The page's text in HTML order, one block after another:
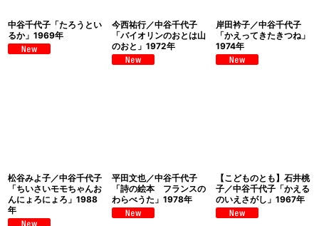
中谷千代子「たろうとい
るか」1969年
今西祐行／中谷千代子
「バイオリンのおとは山
のおと」1972年
岸田衿子／中谷千代子
「かえってきたきつね」
1974年
松谷みよ子／中谷千代子
「ちいさいモモちゃんお
んにょろにょろ」1988
年
平田文也／中谷千代子
「詩の絵本 フランスの
わらべうた」1978年
【こどものとも】石井桃
子／中谷千代子「かえる
のいえさがし」1967年